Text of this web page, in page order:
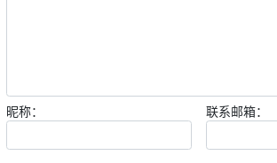
昵称： 联系邮箱：